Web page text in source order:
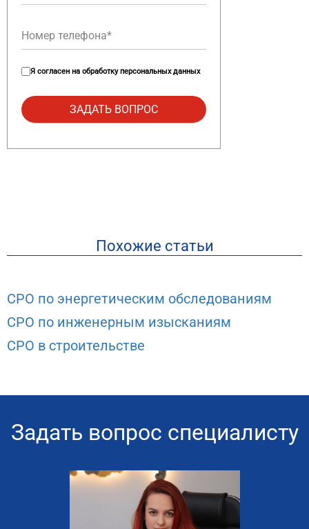
Я согласен на обработку персональных данных
Похожие статьи
СРО по энергетическим обследованиям
СРО по инженерным изысканиям
СРО в строительстве
Задать вопрос специалисту